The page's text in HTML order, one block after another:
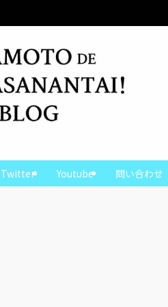
Twitter Youtube 問い合わせ